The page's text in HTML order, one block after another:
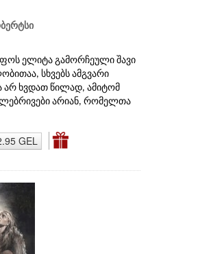
ელიტა გამორჩეული შავი
სხვებს ამგვარი
არ ხვდათ წილად, ამიტომ
არიან, რომელთა
GEL